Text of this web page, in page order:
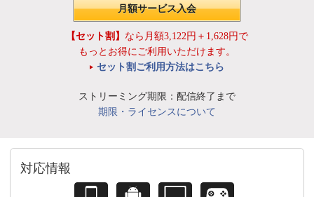
月額サービス入会
【セット割】 なら月額3,122円＋1,628円で
もっとお得にご利用いただけます。
セット割ご利用方法はこちら
ストリーミング期限：配信終了まで
期限・ライセンスについて
対応情報